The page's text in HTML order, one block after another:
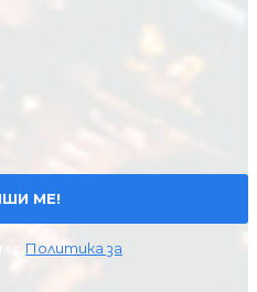
МЕ!
с Политика за